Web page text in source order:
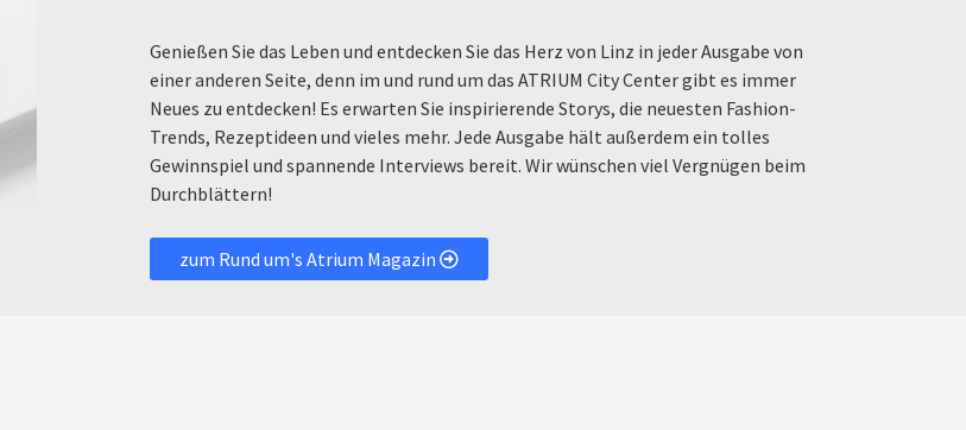
Genießen Sie das Leben und entdecken Sie das Herz von Linz in jeder Ausgabe von
einer anderen Seite, denn im und rund um das ATRIUM City Center gibt es immer
Neues zu entdecken! Es erwarten Sie inspirierende Storys, die neuesten Fashion-
Trends, Rezeptideen und vieles mehr. Jede Ausgabe hält außerdem ein tolles
Gewinnspiel und spannende Interviews bereit. Wir wünschen viel Vergnügen beim
Durchblättern!
zum Rund um's Atrium Magazin